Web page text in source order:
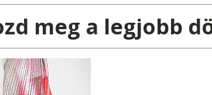
meg a legjobb